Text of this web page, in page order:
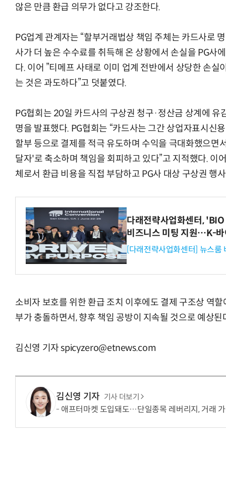
않은 만큼 환급 의무가 없다고 강조한다.
PG업계 관계자는 “할부거래법상 책임 주체는 카드사로
사가 더 높은 수수료를 취득해 온 상황에서 손실을 PG사
다. 이어 ”티메프 사태로 이미 업계 전반에서 상당한 손
는 것은 과도하다”고 덧붙였다.
PG협회는 20일 카드사의 구상권 청구·정산금 상계에 유
명을 발표했다. PG협회는 “카드사는 그간 상업자표시신
할부 등으로 결제를 적극 유도하며 수익을 극대화했으면
달자'로 축소하며 책임을 회피하고 있다”고 지적했다. 이
체로서 환급 비용을 직접 부담하고 PG사 대상 구상권 행
다래전략사업화센터,
비즈니스 미팅 지원…K-바
[다래전략사업화센터] 뉴스룸
소비자 보호를 위한 환급 조치 이후에도 결제 구조상 역
부가 충돌하면서, 향후 책임 공방이 지속될 것으로 예상된
김신영 기자 spicyzero@etnews.com
김신영 기자 기사 더보기
애프터마켓 도입돼도…단일종목 레버리지, 거래